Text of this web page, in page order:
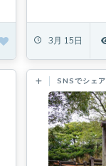
3月 15日
SNSでシェア